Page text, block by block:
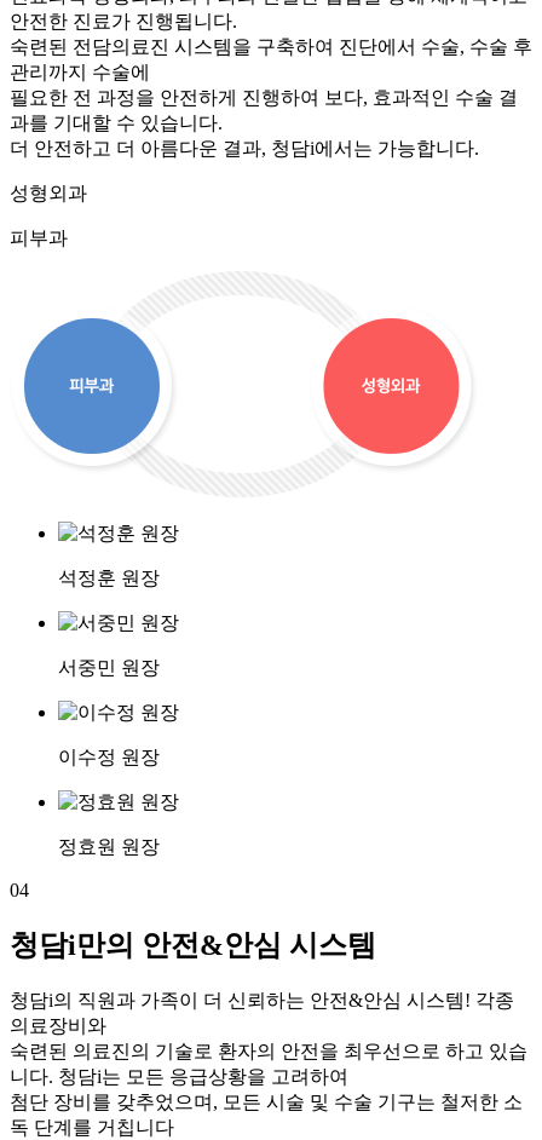
안전한 진료가 진행됩니다.
숙련된 전담의료진 시스템을 구축하여 진단에서 수술, 수술 후
관리까지 수술에
필요한 전 과정을 안전하게 진행하여 보다, 효과적인 수술 결
과를 기대할 수 있습니다.
더 안전하고 더 아름다운 결과, 청담i에서는 가능합니다.
성형외과
피부과
석정훈 원장
서중민 원장
이수정 원장
정효원 원장
04
청담i만의 안전&안심 시스템
청담i의 직원과 가족이 더 신뢰하는 안전&안심 시스템! 각종
의료장비와
숙련된 의료진의 기술로 환자의 안전을 최우선으로 하고 있습
니다. 청담i는 모든 응급상황을 고려하여
첨단 장비를 갖추었으며, 모든 시술 및 수술 기구는 철저한 소
독 단계를 거칩니다